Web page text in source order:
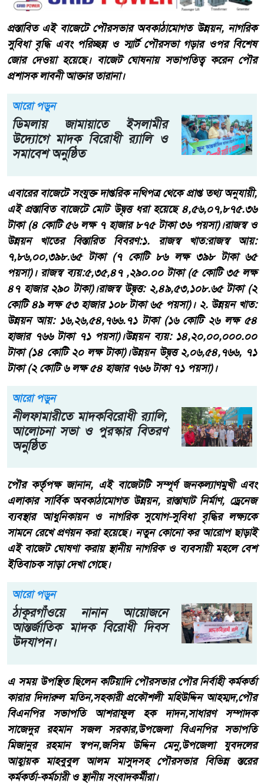
প্রস্তাবিত এই বাজেটে পৌরসভার অবকাঠামোগত উন্নয়ন, নাগরিক
সুবিধা বৃদ্ধি এবং পরিচ্ছন্ন ও স্মার্ট পৌরসভা গড়ার ওপর বিশেষ
জোর দেওয়া হয়েছে। বাজেট ঘোষনায় সভাপতিত্ব করেন পৌর
প্রশাসক লাবনী আক্তার তারানা।
আরো পড়ুন
​ডিমলায় জামায়াতে ইসলামীর
উদ্যোগে মাদক বিরোধী র‍্যালি ও
সমাবেশ অনুষ্ঠিত
এবারের বাজেটে ​সংযুক্ত দাপ্তরিক নথিপত্র থেকে প্রাপ্ত তথ্য অনুযায়ী,
এই প্রস্তাবিত বাজেটে মোট উদ্বৃত্ত ধরা হয়েছে ৪,৫৬,০৭,৮৭৫.৩৬
টাকা (৪ কোটি ৫৬ লক্ষ ৭ হাজার ৮৭৫ টাকা ৩৬ পয়সা)।​রাজস্ব ও
উন্নয়ন খাতের বিস্তারিত বিবরণ:​১. রাজস্ব খাত:​রাজস্ব আয়:
৭,৮৬,০০,৩৯৮.৬৫ টাকা (৭ কোটি ৮৬ লক্ষ ৩৯৮ টাকা ৬৫
পয়সা)। ​রাজস্ব ব্যয়:৫,৩৫,৪৭ ,২৯০.০০ টাকা (৫ কোটি ৩৫ লক্ষ
৪৭ হাজার ২৯০ টাকা)।​রাজস্ব উদ্বৃত্ত: ২,৪৯,৫৩,১০৮.৬৫ টাকা (২
কোটি ৪৯ লক্ষ ৫৩ হাজার ১০৮ টাকা ৬৫ পয়সা)। ​২. উন্নয়ন খাত:​
উন্নয়ন আয়: ১৬,২৬,৫৪,৭৬৬.৭১ টাকা (১৬ কোটি ২৬ লক্ষ ৫৪
হাজার ৭৬৬ টাকা ৭১ পয়সা)।​উন্নয়ন ব্যয়: ১৪,২০,০০,০০০.০০
টাকা (১৪ কোটি ২০ লক্ষ টাকা)।​উন্নয়ন উদ্বৃত্ত ২,০৬,৫৪,৭৬৬, ৭১
টাকা (২ কোটি ৬ লক্ষ ৫৪ হাজার ৭৬৬ টাকা ৭১ পয়সা)।
আরো পড়ুন
নীলফামারীতে মাদকবিরোধী র‍্যালি,
আলোচনা সভা ও পুরস্কার বিতরণ
অনুষ্ঠিত
​পৌর কর্তৃপক্ষ জানান, এই বাজেটটি সম্পূর্ণ জনকল্যাণমুখী এবং
এলাকার সার্বিক অবকাঠামোগত উন্নয়ন, রাস্তাঘাট নির্মাণ, ড্রেনেজ
ব্যবস্থার আধুনিকায়ন ও নাগরিক সুযোগ-সুবিধা বৃদ্ধির লক্ষ্যকে
সামনে রেখে প্রণয়ন করা হয়েছে। নতুন কোনো কর আরোপ ছাড়াই
এই বাজেট ঘোষণা করায় স্থানীয় নাগরিক ও ব্যবসায়ী মহলে বেশ
ইতিবাচক সাড়া দেখা গেছে।
আরো পড়ুন
ঠাকূরগাঁওয়ে নানান আয়োজনে
আন্তর্জাতিক মাদক বিরোধী দিবস
উদযাপন।
এ সময় উপস্থিত ছিলেন কটিয়াদি পৌরসভার পৌর নির্বাহী কর্মকর্তা
কারার দিদারুল মতিন,সহকারী প্রকৌশলী মহিউদ্দিন আহম্মদ,পৌর
বিএনপির সভাপতি আশরাফুল হক দাদন,সাধারণ সম্পাদক
সাজেদুর রহমান সজল সরকার,উপজেলা বিএনপির সভাপতি
মিজানুর রহমান স্বপন,জসিম উদ্দিন মেনু,উপজেলা যুবদলের
আহ্বায়ক মাহবুবুল আলম মাসুদসহ পৌরসভার বিভিন্ন স্তরের
কর্মকর্তা-কর্মচারী ও স্থানীয় সংবাদকর্মীরা।